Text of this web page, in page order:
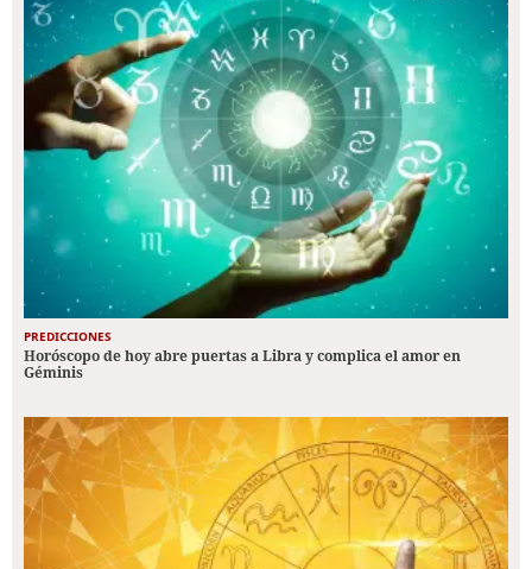
PREDICCIONES
Horóscopo de hoy abre puertas a Libra y complica el amor en
Géminis